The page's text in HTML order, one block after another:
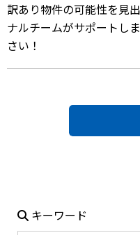
訳あり物件の可能性を見
ナルチームがサポートし
さい！
キーワード